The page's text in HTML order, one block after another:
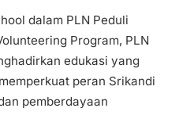
dalam PLN Peduli
Program, PLN
edukasi yang
peran Srikandi
pemberdayaan